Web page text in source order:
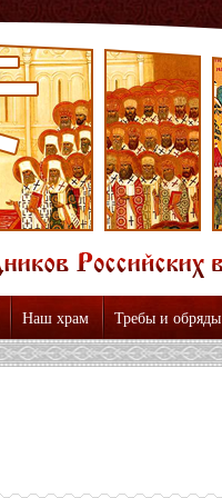
Наш храм Требы и обряды